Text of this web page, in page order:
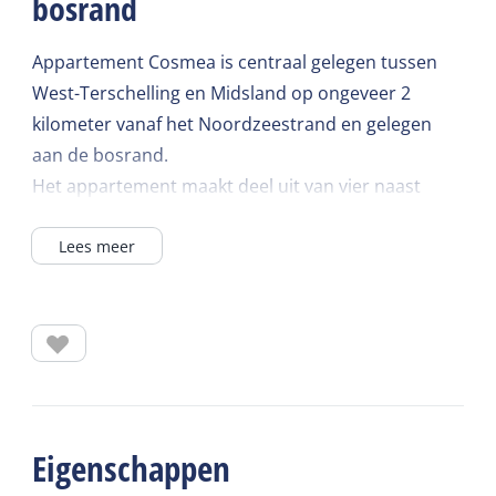
Appartement Cosmea is centraal gelegen tussen
West-Terschelling en Midsland op ongeveer 2
kilometer vanaf het Noordzeestrand en gelegen
aan de bosrand.
Het appartement maakt deel uit van vier naast
Clarkia (WTB13) en Salvia (WTB 12).
13m2 (exclusief het keukenblok) en heeft een
In de woonkamer staat een 2-persoons bank en
Lees meer
Eigenschappen